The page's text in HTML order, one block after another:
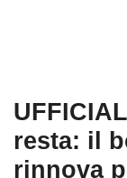
resta: il
rinnova